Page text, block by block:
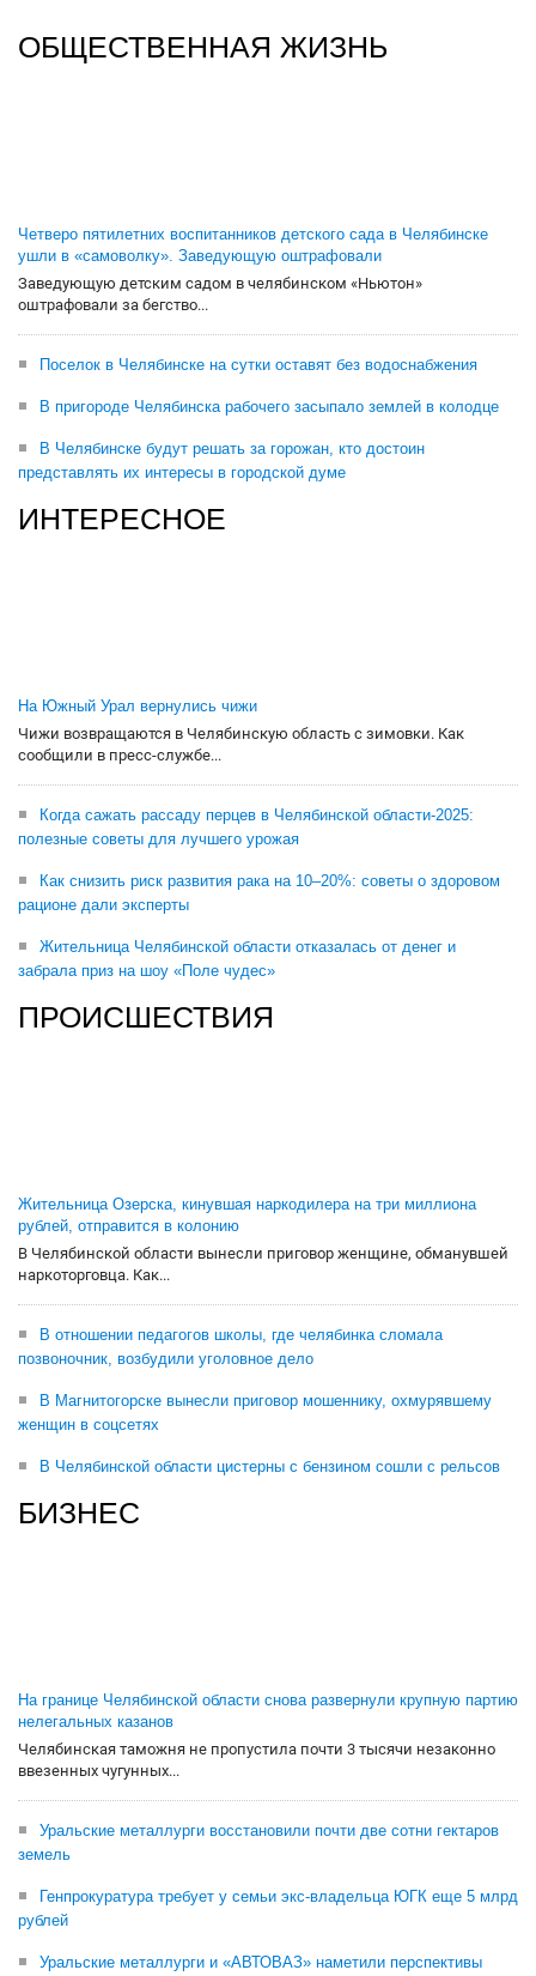
ОБЩЕСТВЕННАЯ ЖИЗНЬ
Четверо пятилетних воспитанников детского сада в Челябинске
ушли в «самоволку». Заведующую оштрафовали
Заведующую детским садом в челябинском «Ньютон»
оштрафовали за бегство...
Поселок в Челябинске на сутки оставят без водоснабжения
В пригороде Челябинска рабочего засыпало землей в колодце
В Челябинске будут решать за горожан, кто достоин
представлять их интересы в городской думе
ИНТЕРЕСНОЕ
На Южный Урал вернулись чижи
Чижи возвращаются в Челябинскую область с зимовки. Как
сообщили в пресс-службе...
Когда сажать рассаду перцев в Челябинской области-2025:
полезные советы для лучшего урожая
Как снизить риск развития рака на 10–20%: советы о здоровом
рационе дали эксперты
Жительница Челябинской области отказалась от денег и
забрала приз на шоу «Поле чудес»
ПРОИСШЕСТВИЯ
Жительница Озерска, кинувшая наркодилера на три миллиона
рублей, отправится в колонию
В Челябинской области вынесли приговор женщине, обманувшей
наркоторговца. Как...
В отношении педагогов школы, где челябинка сломала
позвоночник, возбудили уголовное дело
В Магнитогорске вынесли приговор мошеннику, охмурявшему
женщин в соцсетях
В Челябинской области цистерны с бензином сошли с рельсов
БИЗНЕС
На границе Челябинской области снова развернули крупную партию
нелегальных казанов
Челябинская таможня не пропустила почти 3 тысячи незаконно
ввезенных чугунных...
Уральские металлурги восстановили почти две сотни гектаров
земель
Генпрокуратура требует у семьи экс-владельца ЮГК еще 5 млрд
рублей
Уральские металлурги и «АВТОВАЗ» наметили перспективы